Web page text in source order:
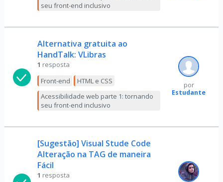
seu front-end inclusivo
Alternativa gratuita ao
HandTalk: VLibras
1 resposta
Front-end
HTML e CSS
Acessibilidade web parte 1: tornando
seu front-end inclusivo
por
Estudante
[Sugestão] Visual Stude Code
Alteração na TAG de maneira
Fácil
1 resposta